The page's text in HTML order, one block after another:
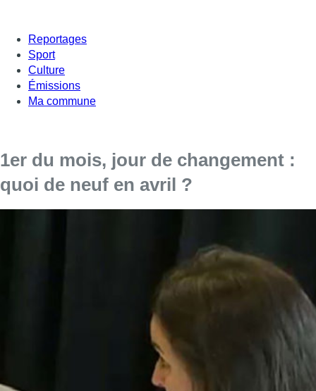
Reportages
Sport
Culture
Émissions
Ma commune
1er du mois, jour de changement :
quoi de neuf en avril ?